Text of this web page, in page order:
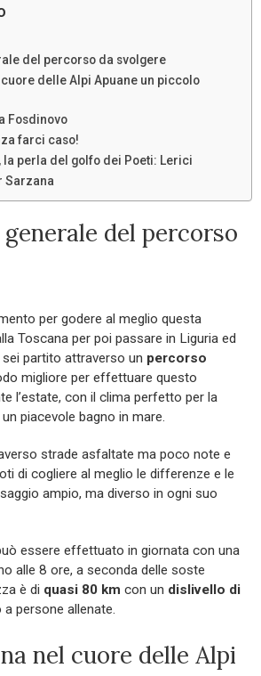
del percorso da svolgere
delle Alpi Apuane un piccolo
Fosdinovo
farci caso!
perla del golfo dei Poeti: Lerici
Sarzana
del percorso
per godere al meglio questa
Toscana per poi passare in Liguria ed
partito attraverso un percorso
migliore per effettuare questo
l’estate, con il clima perfetto per la
piacevole bagno in mare.
strade asfaltate ma poco note e
di cogliere al meglio le differenze e le
ampio, ma diverso in ogni suo
essere effettuato in giornata con una
alle 8 ore, a seconda delle soste
è di quasi 80 km con un dislivello di
a persone allenate.
nel cuore delle Alpi